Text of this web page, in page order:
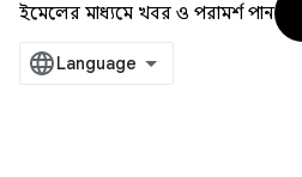
ইমেলের মাধ্যমে খবর ও পরামর্শ পান